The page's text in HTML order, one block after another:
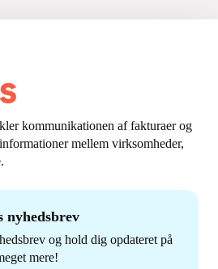
kommunikationen af fakturaer og
mellem virksomheder,
nyhedsbrev
og hold dig opdateret på
mere!